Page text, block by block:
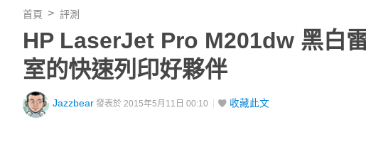
首頁 評測
HP LaserJet Pro M201dw 黑白
室的快速列印好夥伴
Jazzbear 發表於 2015年5月11日 00:10 收藏此文